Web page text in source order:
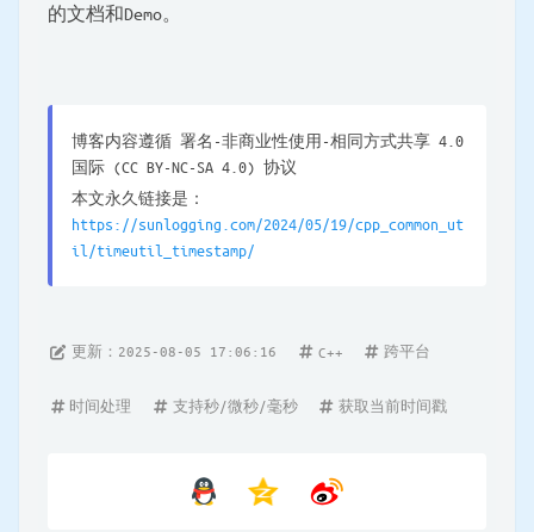
的文档和Demo。
博客内容遵循 署名-非商业性使用-相同方式共享 4.0
国际 (CC BY-NC-SA 4.0) 协议
本文永久链接是：
https://sunlogging.com/2024/05/19/cpp_common_ut
il/timeutil_timestamp/
更新：2025-08-05 17:06:16 C++ 跨平台
时间处理 支持秒/微秒/毫秒 获取当前时间戳